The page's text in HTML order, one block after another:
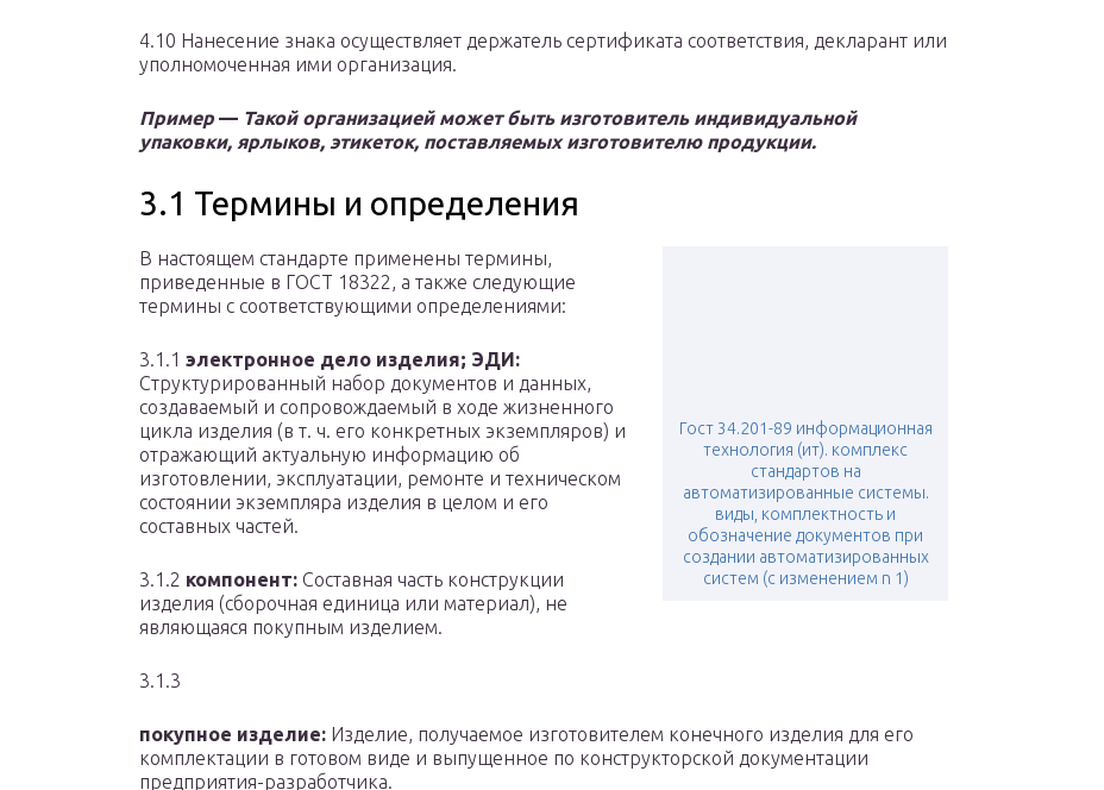
4.10 Нанесение знака осуществляет держатель сертификата соответствия, декларант или
уполномоченная ими организация.
Пример— Такой организацией может быть изготовитель индивидуальной
упаковки, ярлыков, этикеток, поставляемых изготовителю продукции.
3.1 Термины и определения
Гост 34.201-89 информационная
технология (ит). комплекс
стандартов на
автоматизированные системы.
виды, комплектность и
обозначение документов при
создании автоматизированных
систем (с изменением n 1)
В настоящем стандарте применены термины,
приведенные в ГОСТ 18322, а также следующие
термины с соответствующими определениями:
3.1.1 электронное дело изделия; ЭДИ:
Структурированный набор документов и данных,
создаваемый и сопровождаемый в ходе жизненного
цикла изделия (в т. ч. его конкретных экземпляров) и
отражающий актуальную информацию об
изготовлении, эксплуатации, ремонте и техническом
состоянии экземпляра изделия в целом и его
составных частей.
3.1.2 компонент: Составная часть конструкции
изделия (сборочная единица или материал), не
являющаяся покупным изделием.
3.1.3
покупное изделие: Изделие, получаемое изготовителем конечного изделия для его
комплектации в готовом виде и выпущенное по конструкторской документации
предприятия-разработчика.